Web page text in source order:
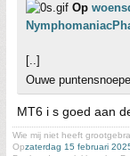
Op
[..]
Ouwe
MT6 i s goed aan
Wie mij niet heeft
Opzaterdag 15 februari